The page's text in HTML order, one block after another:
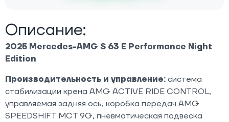
Описание:
2025 Mercedes-AMG S 63 E Performance Night
Edition
Производительность и управление: система
стабилизации крена AMG ACTIVE RIDE CONTROL,
управляемая задняя ось, коробка передач AMG
SPEEDSHIFT MCT 9G, пневматическая подвеска